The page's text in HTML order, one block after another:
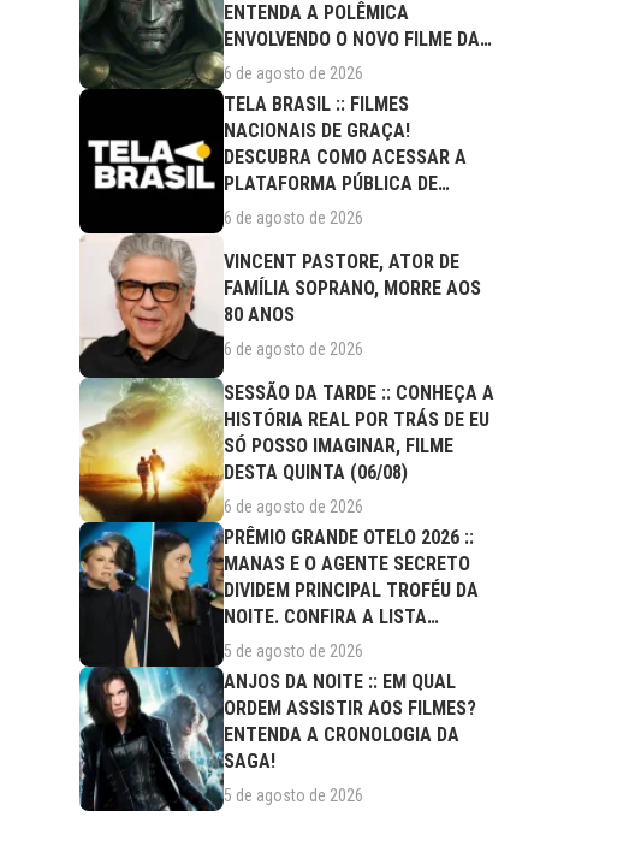
ENTENDA A POLÊMICA
ENVOLVENDO O NOVO FILME DA
MARVEL
6 de agosto de 2026
TELA BRASIL :: FILMES
NACIONAIS DE GRAÇA!
DESCUBRA COMO ACESSAR A
PLATAFORMA PÚBLICA DE
STREAMING
6 de agosto de 2026
VINCENT PASTORE, ATOR DE
FAMÍLIA SOPRANO, MORRE AOS
80 ANOS
6 de agosto de 2026
SESSÃO DA TARDE :: CONHEÇA A
HISTÓRIA REAL POR TRÁS DE EU
SÓ POSSO IMAGINAR, FILME
DESTA QUINTA (06/08)
6 de agosto de 2026
PRÊMIO GRANDE OTELO 2026 ::
MANAS E O AGENTE SECRETO
DIVIDEM PRINCIPAL TROFÉU DA
NOITE. CONFIRA A LISTA
COMPLETA DE...
5 de agosto de 2026
ANJOS DA NOITE :: EM QUAL
ORDEM ASSISTIR AOS FILMES?
ENTENDA A CRONOLOGIA DA
SAGA!
5 de agosto de 2026